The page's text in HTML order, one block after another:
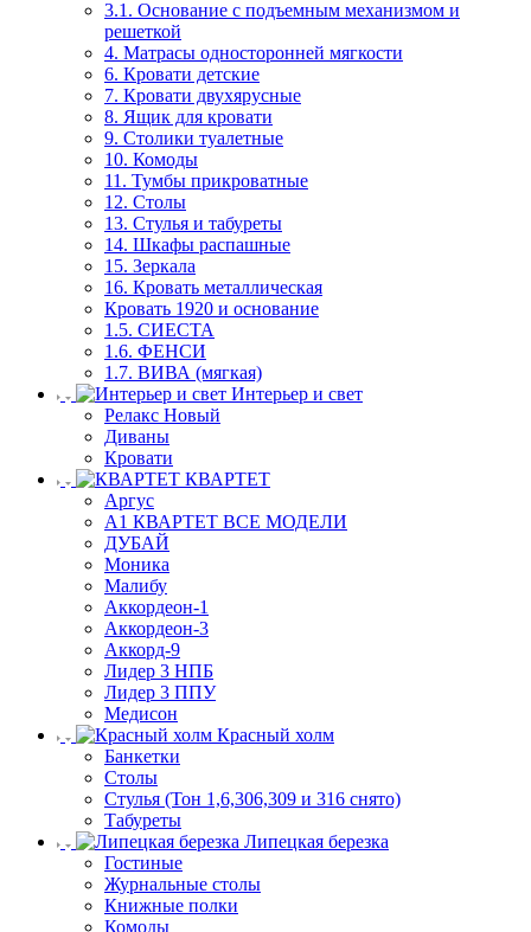
3.1. Основание с подъемным механизмом и
решеткой
4. Матрасы односторонней мягкости
6. Кровати детские
7. Кровати двухярусные
8. Ящик для кровати
9. Столики туалетные
10. Комоды
11. Тумбы прикроватные
12. Столы
13. Стулья и табуреты
14. Шкафы распашные
15. Зеркала
16. Кровать металлическая
Кровать 1920 и основание
1.5. СИЕСТА
1.6. ФЕНСИ
1.7. ВИВА (мягкая)
Интерьер и свет
Релакс Новый
Диваны
Кровати
КВАРТЕТ
Аргус
А1 КВАРТЕТ ВСЕ МОДЕЛИ
ДУБАЙ
Моника
Малибу
Аккордеон-1
Аккордеон-3
Аккорд-9
Лидер 3 НПБ
Лидер 3 ППУ
Медисон
Красный холм
Банкетки
Столы
Стулья (Тон 1,6,306,309 и 316 снято)
Табуреты
Липецкая березка
Гостиные
Журнальные столы
Книжные полки
Комоды